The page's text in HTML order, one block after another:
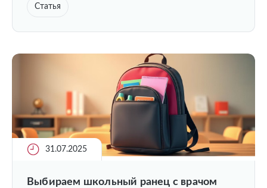
Статья
31.07.2025
Выбираем школьный ранец с врачом